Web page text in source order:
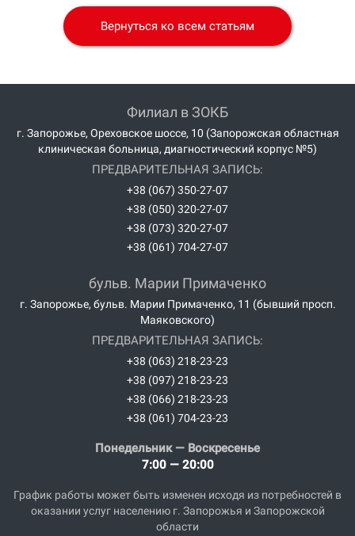
Вернуться ко всем статьям
Понедельник — Воскресенье
7:00 — 20:00
График работы может быть изменен исходя из потребностей в
оказании услуг населению г. Запорожья и Запорожской
области
Филиал в ЗОКБ
г. Запорожье, Ореховское шоссе, 10 (Запорожская областная
клиническая больница, диагностический корпус №5)
ПРЕДВАРИТЕЛЬНАЯ ЗАПИСЬ:
+38 (067) 350-27-07
+38 (050) 320-27-07
+38 (073) 320-27-07
+38 (061) 704-27-07
бульв. Марии Примаченко
г. Запорожье, бульв. Марии Примаченко, 11 (бывший просп.
Маяковского)
ПРЕДВАРИТЕЛЬНАЯ ЗАПИСЬ:
+38 (063) 218-23-23
+38 (097) 218-23-23
+38 (066) 218-23-23
+38 (061) 704-23-23